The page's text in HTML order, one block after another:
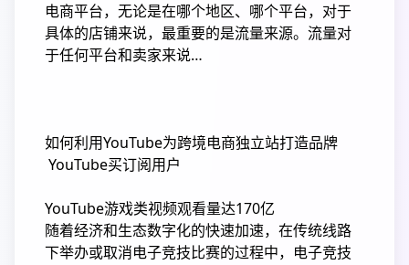
电商平台，无论是在哪个地区、哪个平台，对于
具体的店铺来说，最重要的是流量来源。流量对
于任何平台和卖家来说…
如何利用YouTube为跨境电商独立站打造品牌
YouTube买订阅用户
YouTube游戏类视频观看量达170亿
随着经济和生态数字化的快速加速，在传统线路
下举办或取消电子竞技比赛的过程中，电子竞技